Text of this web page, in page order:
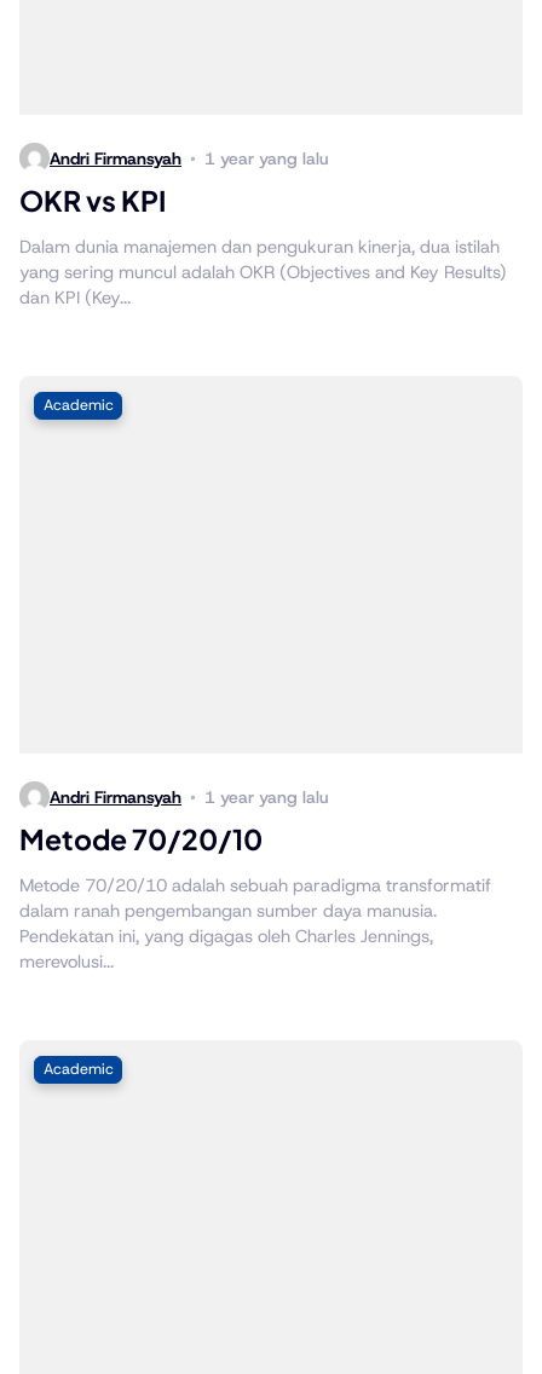
Andri Firmansyah 1 year yang lalu
OKR vs KPI
Dalam dunia manajemen dan pengukuran kinerja, dua istilah
yang sering muncul adalah OKR (Objectives and Key Results)
dan KPI (Key...
Academic
Andri Firmansyah 1 year yang lalu
Metode 70/20/10
Metode 70/20/10 adalah sebuah paradigma transformatif
dalam ranah pengembangan sumber daya manusia.
Pendekatan ini, yang digagas oleh Charles Jennings,
merevolusi...
Academic